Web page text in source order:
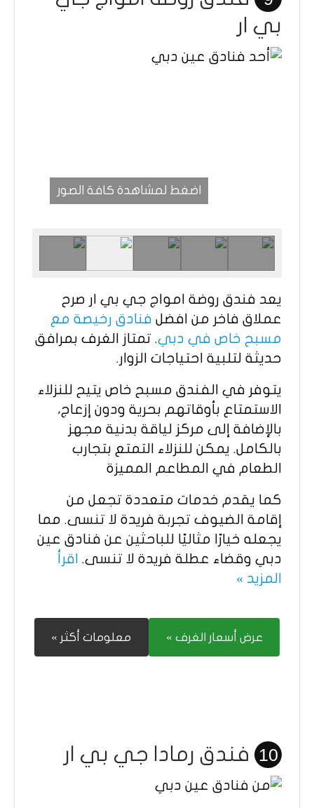
بي ار
اضغط لمشاهدة كافة الصور
يعد فندق روضة امواج جي بي ار صرح
عملاق فاخر من افضل فنادق رخيصة مع
مسبح خاص في دبي. تمتاز الغرف بمرافق
حديثة لتلبية احتياجات الزوار.
يتوفر في الفندق مسبح خاص يتيح للنزلاء
الاستمتاع بأوقاتهم بحرية ودون إزعاج،
بالإضافة إلى مركز لياقة بدنية مجهز
بالكامل. يمكن للنزلاء التمتع بتجارب
الطعام في المطاعم المميزة
كما يقدم خدمات متعددة تجعل من
إقامة الضيوف تجربة فريدة لا تنسى. مما
يجعله خيارًا مثاليًا للباحثين عن فنادق عين
دبي وقضاء عطلة فريدة لا تنسى. اقرأ
المزيد »
عرض أسعار الغرف » معلومات أكثر »
10 فندق رمادا جي بي ار